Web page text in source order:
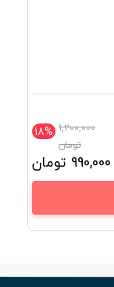
18% 1,200,000
تومان
990,000 تومان